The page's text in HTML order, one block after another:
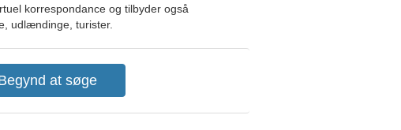
korrespondance og tilbyder også
udlændinge, turister.